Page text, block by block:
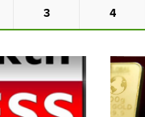
3 4